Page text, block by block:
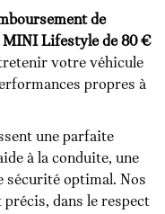
de
MINI Lifestyle de 80 €
votre véhicule
propres à
une parfaite
à la conduite, une
sécurité optimal. Nos
dans le respect